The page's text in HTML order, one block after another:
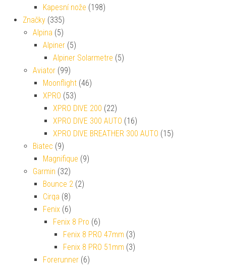
Kapesní nože (198)
Značky (335)
Alpina (5)
Alpiner (5)
Alpiner Solarmetre (5)
Aviator (99)
Moonflight (46)
XPRO (53)
XPRO DIVE 200 (22)
XPRO DIVE 300 AUTO (16)
XPRO DIVE BREATHER 300 AUTO (15)
Biatec (9)
Magnifique (9)
Garmin (32)
Bounce 2 (2)
Cirqa (8)
Fenix (6)
Fenix 8 Pro (6)
Fenix 8 PRO 47mm (3)
Fenix 8 PRO 51mm (3)
Forerunner (6)